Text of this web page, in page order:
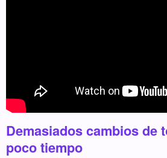
Demasiados cambios de
poco tiempo